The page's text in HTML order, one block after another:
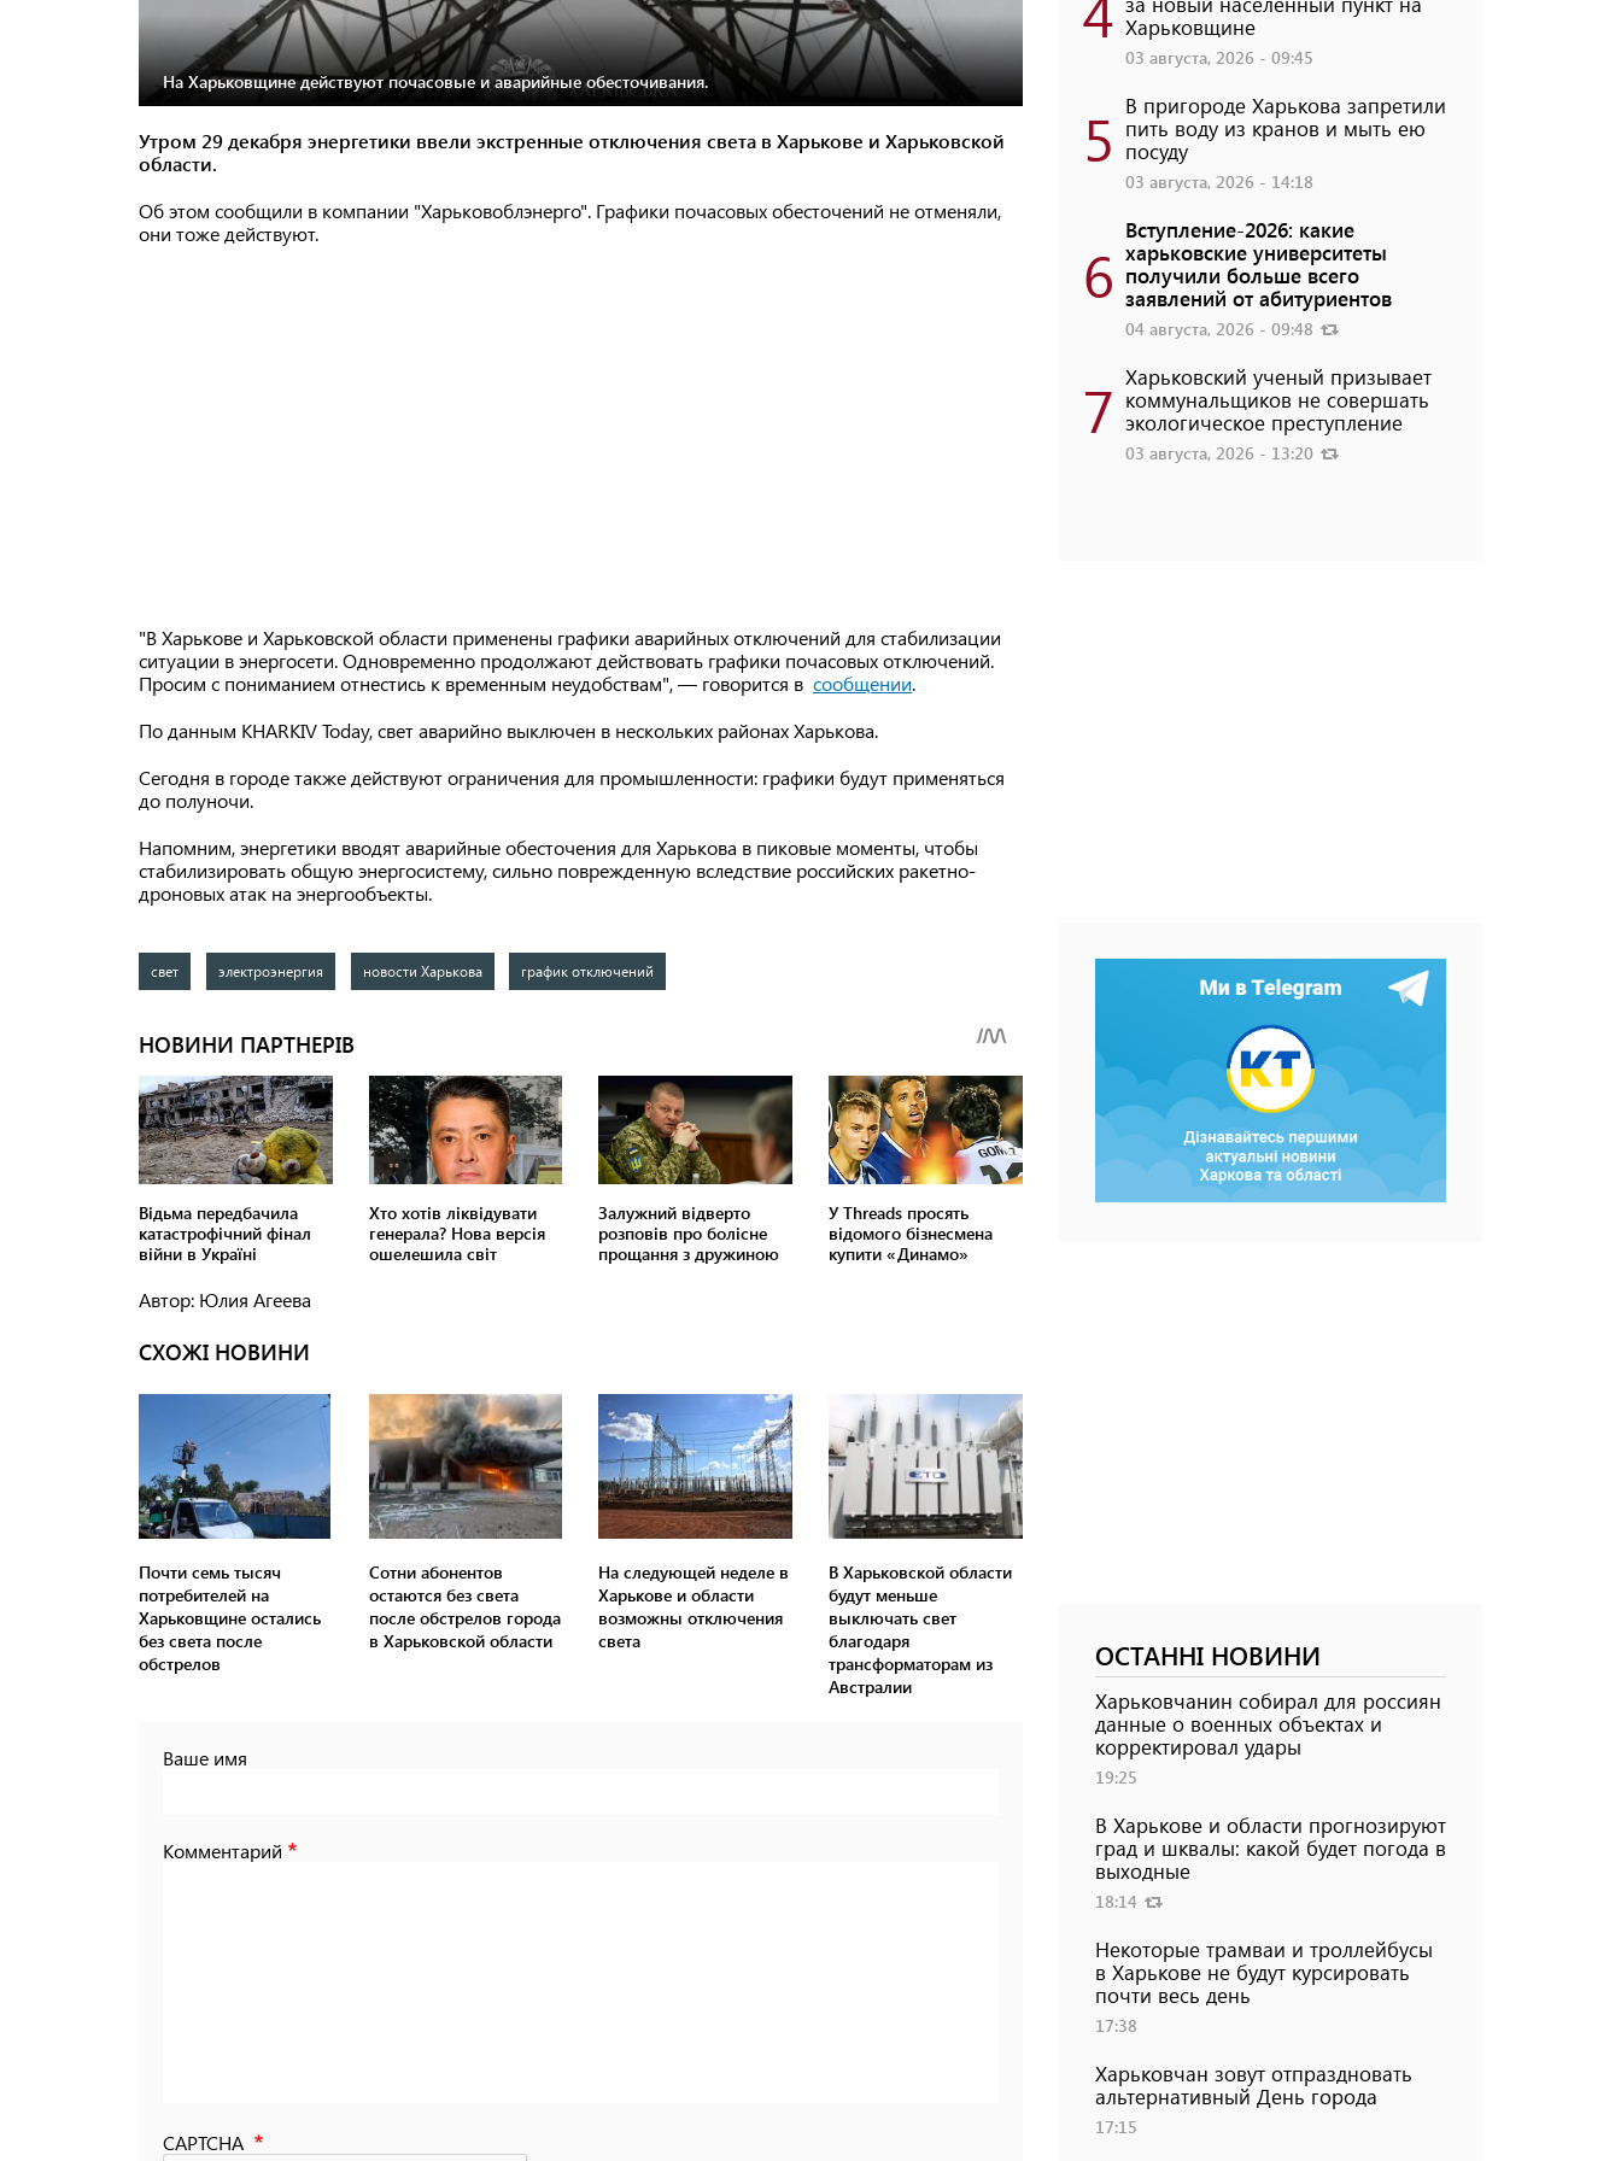
На Харьковщине действуют почасовые и аварийные обесточивания.
Утром 29 декабря энергетики ввели экстренные отключения света в Харькове и Харьковской
области.
Об этом сообщили в компании "Харьковоблэнерго". Графики почасовых обесточений не отменяли,
они тоже действуют.
"В Харькове и Харьковской области применены графики аварийных отключений для стабилизации
ситуации в энергосети. Одновременно продолжают действовать графики почасовых отключений.
Просим с пониманием отнестись к временным неудобствам", — говорится в сообщении.
По данным KHARKIV Today, свет аварийно выключен в нескольких районах Харькова.
Сегодня в городе также действуют ограничения для промышленности: графики будут применяться
до полуночи.
Напомним, энергетики вводят аварийные обесточения для Харькова в пиковые моменты, чтобы
стабилизировать общую энергосистему, сильно поврежденную вследствие российских ракетно-
дроновых атак на энергообъекты.
свет электроэнергия новости Харькова график отключений
Автор: Юлия Агеева
СХОЖІ НОВИНИ
Почти семь тысяч
потребителей на
Харьковщине остались
без света после
обстрелов
Сотни абонентов
остаются без света
после обстрелов города
в Харьковской области
На следующей неделе в
Харькове и области
возможны отключения
света
В Харьковской области
будут меньше
выключать свет
благодаря
трансформаторам из
Австралии
Ваше имя
Комментарий
CAPTCHA
Харьковщине
03 августа, 2026 - 09:45
5 В пригороде Харькова запретили
пить воду из кранов и мыть ею
посуду
03 августа, 2026 - 14:18
6
Вступление-2026: какие
харьковские университеты
получили больше всего
заявлений от абитуриентов
04 августа, 2026 - 09:48
7 Харьковский ученый призывает
коммунальщиков не совершать
экологическое преступление
03 августа, 2026 - 13:20
ОСТАННІ НОВИНИ
Харьковчанин собирал для россиян
данные о военных объектах и ​​
корректировал удары
19:25
В Харькове и области прогнозируют
град и шквалы: какой будет погода в
выходные
18:14
Некоторые трамваи и троллейбусы
в Харькове не будут курсировать
почти весь день
17:38
Харьковчан зовут отпраздновать
альтернативный День города
17:15